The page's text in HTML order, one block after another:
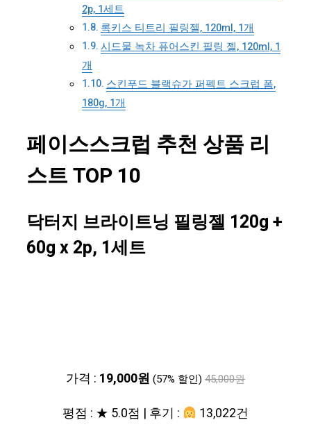
2p, 1세트
록키스 티트리 필링젤, 120ml, 1개
시드물 녹차 퓨어스킨 필링 젤, 120ml, 1
개
스킨푸드 블랙슈가 퍼펙트 스크럽 폼,
180g, 1개
페이스스크럽 추천 상품 리
스트 TOP 10
닥터지 브라이트닝 필링젤 120g +
60g x 2p, 1세트
가격 : 19,000원 (57% 할인) 45,000원
평점 : ★ 5.0점 | 후기 : 13,022건